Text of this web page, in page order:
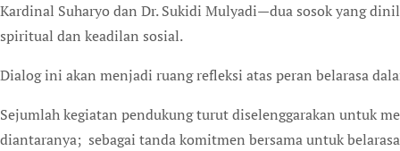
Kardinal Suharyo dan Dr. Sukidi Mulyadi—dua sosok yang
spiritual dan keadilan sosial.
Dialog ini akan menjadi ruang refleksi atas peran belarasa
Sejumlah kegiatan pendukung turut diselenggarakan untuk
diantaranya; sebagai tanda komitmen bersama untuk